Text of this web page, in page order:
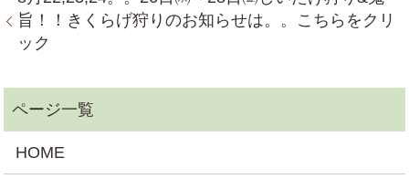
旨！！きくらげ狩りのお知らせは。。こちらをクリ
ック
HOME